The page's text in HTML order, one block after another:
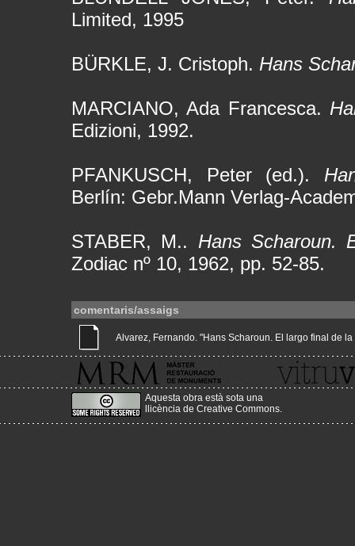
Limited, 1995
BÜRKLE, J. Cristoph. Hans
MARCIANO, Ada Francesca.
Edizioni, 1992.
PFANKUSCH, Peter (ed.).
Berlín: Gebr.Mann Verlag-
STABER, M.. Hans Scharoun.
Zodiac nº 10, 1962, pp. 52-85.
comentaris/assaigs
Alvarez, Fernando. "Hans Scharoun. El largo final de
Aquesta obra està sota una
llicència de Creative Commons.